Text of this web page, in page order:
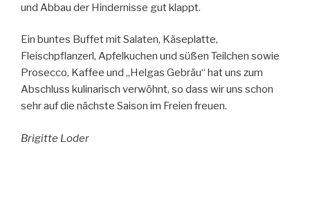
und Abbau der Hindernisse gut klappt.
Ein buntes Buffet mit Salaten, Käseplatte,
Fleischpflanzerl, Apfelkuchen und süßen Teilchen sowie
Prosecco, Kaffee und „Helgas Gebräu“ hat uns zum
Abschluss kulinarisch verwöhnt, so dass wir uns schon
sehr auf die nächste Saison im Freien freuen.
Brigitte Loder